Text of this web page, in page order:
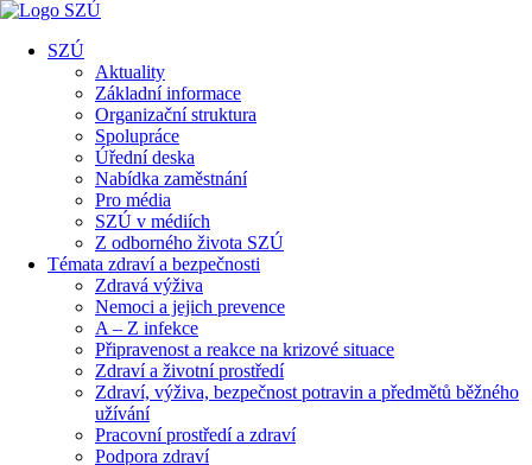
SZÚ
Aktuality
Základní informace
Organizační struktura
Spolupráce
Úřední deska
Nabídka zaměstnání
Pro média
SZÚ v médiích
Z odborného života SZÚ
Témata zdraví a bezpečnosti
Zdravá výživa
Nemoci a jejich prevence
A – Z infekce
Připravenost a reakce na krizové situace
Zdraví a životní prostředí
Zdraví, výživa, bezpečnost potravin a předmětů běžného
užívání
Pracovní prostředí a zdraví
Podpora zdraví